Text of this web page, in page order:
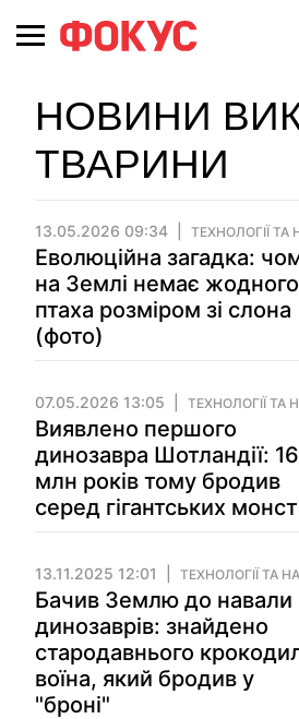
НОВИНИ
ТВАРИНИ
13.05.2026 09:34 ТЕХНОЛОГІЇ ТА
Еволюційна загадка:
на Землі немає жодного
птаха розміром зі слона
(фото)
07.05.2026 13:05 ТЕХНОЛОГІЇ ТА
Виявлено першого
динозавра Шотландії:
млн років тому бродив
серед гігантських
13.11.2025 12:01 ТЕХНОЛОГІЇ ТА
Бачив Землю до навали
динозаврів: знайдено
стародавнього
воїна, який бродив у
"броні"